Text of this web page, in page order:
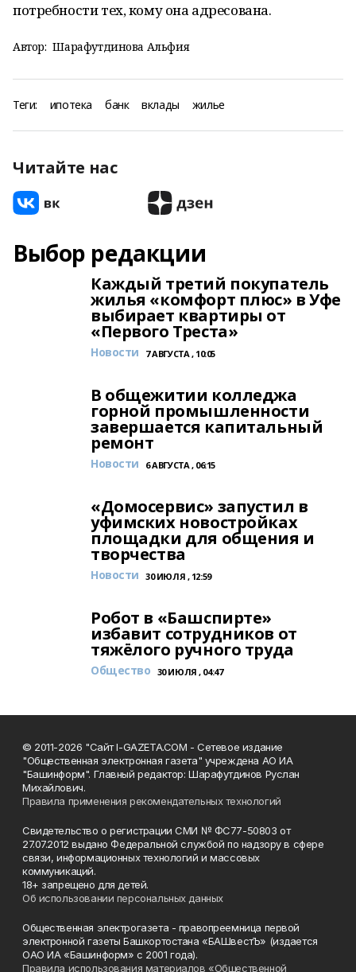
потребности тех, кому она адресована.
Автор: Шарафутдинова Альфия
Теги: ипотека банк вклады жилье
Читайте нас
Выбор редакции
Каждый третий покупатель
жилья «комфорт плюс» в Уфе
выбирает квартиры от
«Первого Треста»
Новости 7 АВГУСТА , 10:05
В общежитии колледжа
горной промышленности
завершается капитальный
ремонт
Новости 6 АВГУСТА , 06:15
«Домосервис» запустил в
уфимских новостройках
площадки для общения и
творчества
Новости 30 ИЮЛЯ , 12:59
Робот в «Башспирте»
избавит сотрудников от
тяжёлого ручного труда
Общество 30 ИЮЛЯ , 04:47
© 2011-2026 "Сайт I-GAZETA.COM - Сетевое издание
"Общественная электронная газета" учреждена АО ИА
"Башинформ". Главный редактор: Шарафутдинов Руслан
Михайлович.
Правила применения рекомендательных технологий
Свидетельство о регистрации СМИ № ФС77-50803 от
27.07.2012 выдано Федеральной службой по надзору в сфере
связи, информационных технологий и массовых
коммуникаций.
18+ запрещено для детей.
Об использовании персональных данных
Общественная электрогазета - правопреемница первой
электронной газеты Башкортостана «БАШвестЪ» (издается
ОАО ИА «Башинформ» с 2001 года).
Правила использования материалов «Общественной